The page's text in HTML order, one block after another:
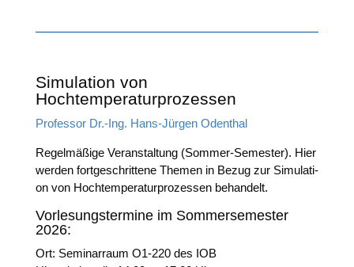
Simulation von
Hochtemperaturprozessen
Pro­fes­sor Dr.-Ing. Hans-Jür­gen Odenthal
Regel­mä­ßi­ge Ver­an­stal­tung (Som­mer-Semes­ter). Hier
wer­den fort­ge­schrit­te­ne The­men in Bezug zur Simu­la­ti­
on von Hoch­tem­pe­ra­tur­pro­zes­sen behandelt.
Vorlesungstermine im Sommersemester
2026:
Ort: Semi­nar­raum O1-220 des IOB